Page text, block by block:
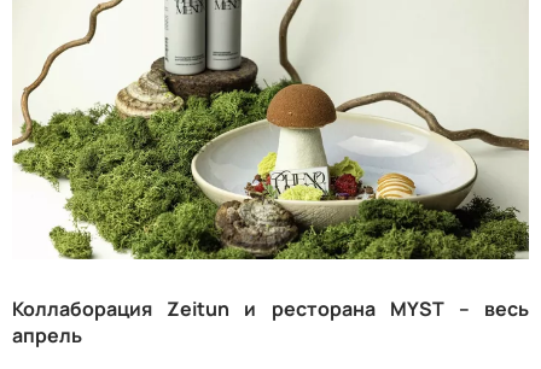
Коллаборация Zeitun и ресторана MYST– весь
апрель